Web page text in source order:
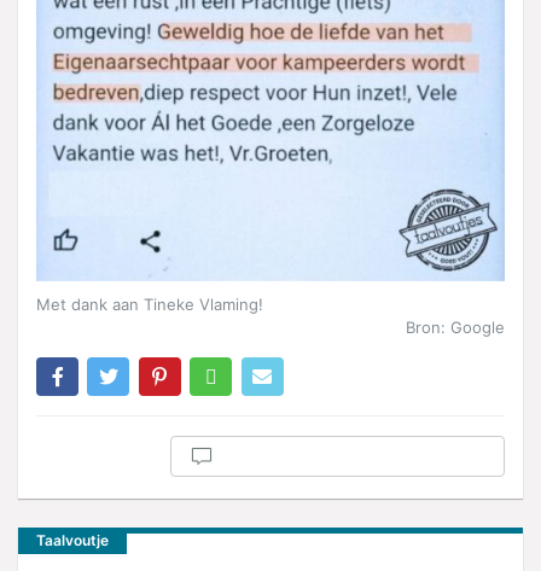
Met dank aan Tineke Vlaming!
Bron: Google
Taalvoutje